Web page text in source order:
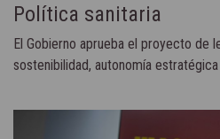
Política sanitaria
El Gobierno aprueba el proyecto de
sostenibilidad, autonomía